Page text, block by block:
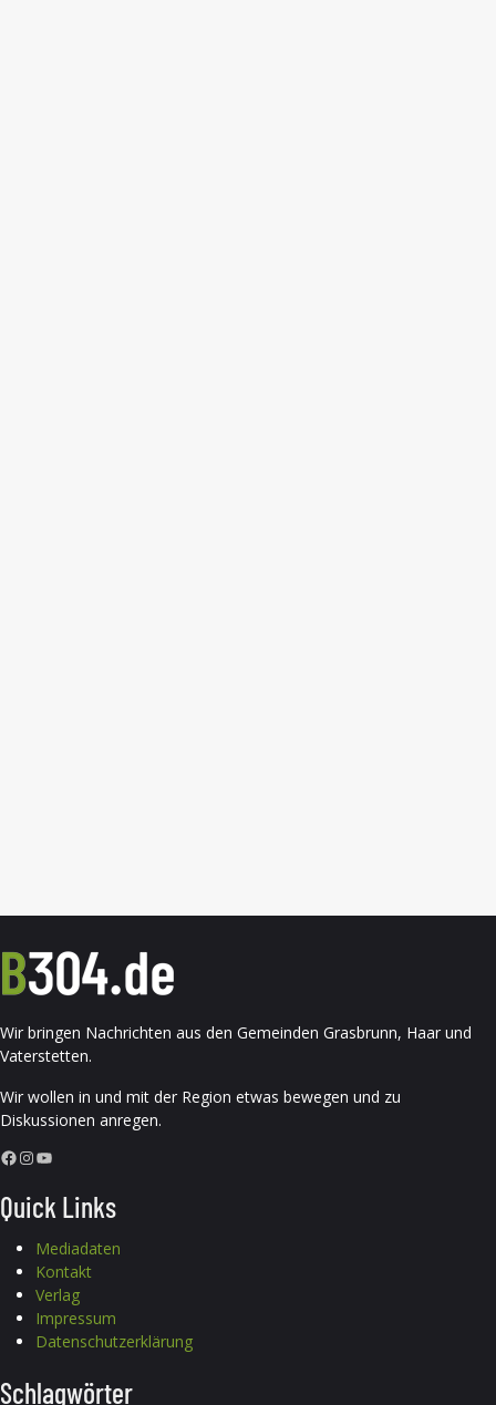
Wir bringen Nachrichten aus den Gemeinden Grasbrunn, Haar und
Vaterstetten.
Wir wollen in und mit der Region etwas bewegen und zu
Diskussionen anregen.
Facebook InstagramYouTube
Quick Links
Mediadaten
Kontakt
Verlag
Impressum
Datenschutzerklärung
Schlagwörter